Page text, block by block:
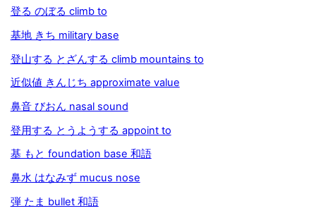
登る のぼる climb to
基地 きち military base
登山する とざんする climb mountains to
近似値 きんじち approximate value
鼻音 びおん nasal sound
登用する とうようする appoint to
基 もと foundation base 和語
鼻水 はなみず mucus nose
弾 たま bullet 和語